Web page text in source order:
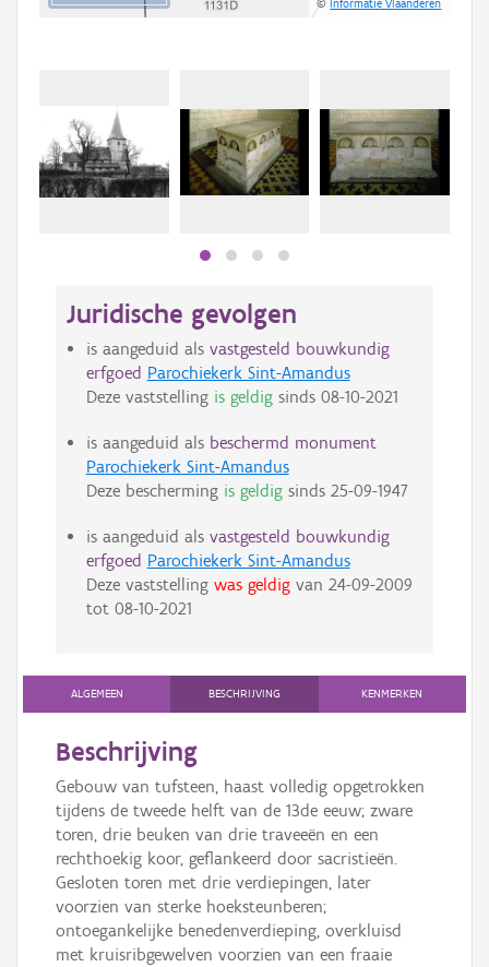
©Informatie Vlaanderen
Juridische gevolgen
is aangeduid als vastgesteld bouwkundig
erfgoed Parochiekerk Sint-Amandus
Deze vaststelling is geldigsinds 08-10-2021
is aangeduid als beschermd monument
Parochiekerk Sint-Amandus
Deze bescherming is geldigsinds 25-09-1947
is aangeduid als vastgesteld bouwkundig
erfgoed Parochiekerk Sint-Amandus
Deze vaststelling was geldigvan 24-09-2009
tot 08-10-2021
ALGEMEEN BESCHRIJVING KENMERKEN
Beschrijving
Gebouw van tufsteen, haast volledig opgetrokken
tijdens de tweede helft van de 13de eeuw; zware
toren, drie beuken van drie traveeën en een
rechthoekig koor, geflankeerd door sacristieën.
Gesloten toren met drie verdiepingen, later
voorzien van sterke hoeksteunberen;
ontoegankelijke benedenverdieping, overkluisd
met kruisribgewelven voorzien van een fraaie